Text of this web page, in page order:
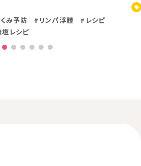
み予防 #リンパ浮腫
#レシピ
レシピ